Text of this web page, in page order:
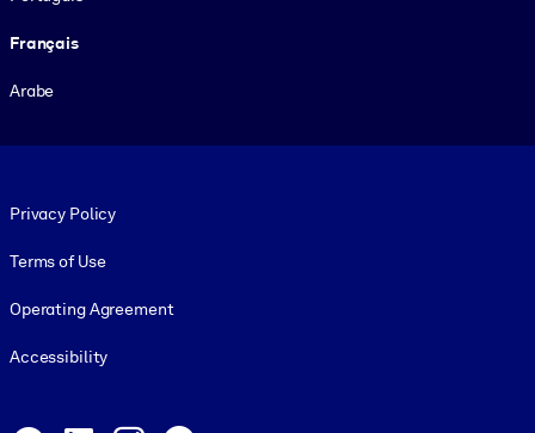
Français
Arabe
Privacy Policy
Terms of Use
Operating Agreement
Accessibility